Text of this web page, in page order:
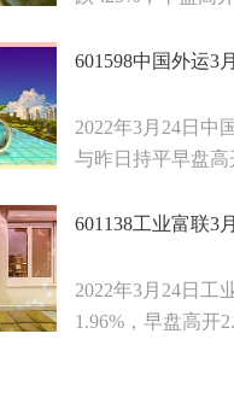
601598中国外运3
2022年3月24日中
与昨日持平早盘高
601138工业富联3
2022年3月24日工
1.96%，早盘高开